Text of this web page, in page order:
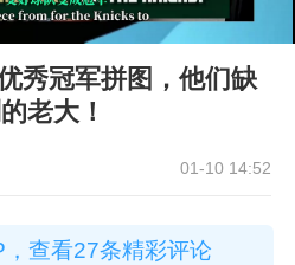
秀冠军拼图，他们缺
老大！
01-10 14:52
查看27条精彩评论